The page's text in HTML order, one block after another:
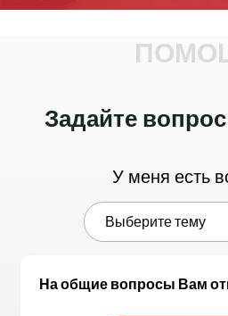
Задайте
У меня есть
На общие вопросы Вам